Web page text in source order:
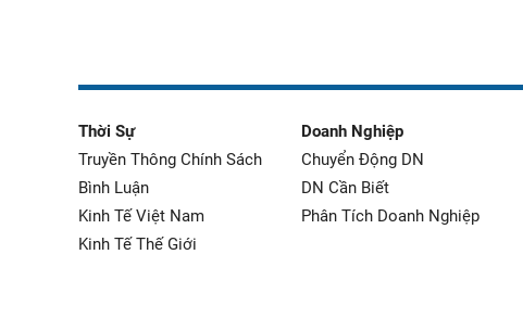
Thời Sự
Truyền Thông Chính Sách
Bình Luận
Kinh Tế Việt Nam
Kinh Tế Thế Giới
Doanh Nghiệp
Chuyển Động DN
DN Cần Biết
Phân Tích Doanh Nghiệp